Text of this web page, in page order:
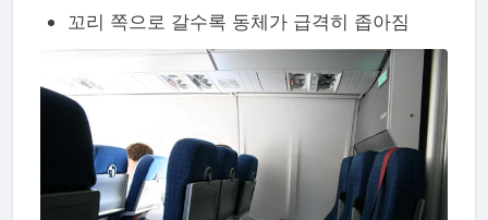
꼬리 쪽으로 갈수록 동체가 급격히 좁아짐